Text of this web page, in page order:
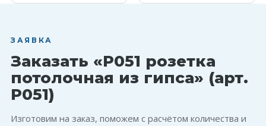
ЗАЯВКА
Заказать «P051 розетка
потолочная из гипса» (арт.
P051)
Изготовим на заказ, поможем с расчётом количества и